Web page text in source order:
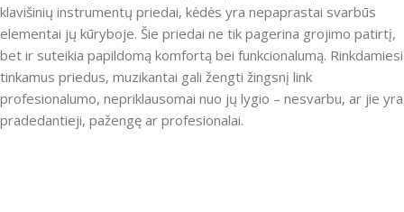
klavišinių instrumentų priedai, kėdės yra nepaprastai svarbūs
elementai jų kūryboje. Šie priedai ne tik pagerina grojimo patirtį,
bet ir suteikia papildomą komfortą bei funkcionalumą. Rinkdamiesi
tinkamus priedus, muzikantai gali žengti žingsnį link
profesionalumo, nepriklausomai nuo jų lygio – nesvarbu, ar jie yra
pradedantieji, pažengę ar profesionalai.